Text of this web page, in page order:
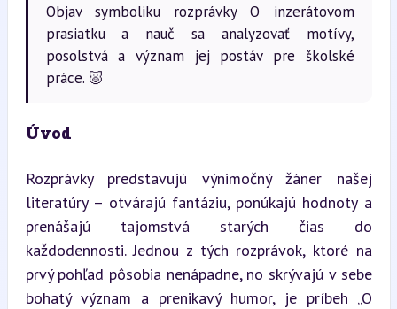
Objav symboliku rozprávky O inzerátovom
prasiatku a nauč sa analyzovať motívy,
posolstvá a význam jej postáv pre školské
práce. 🐷
Úvod
Rozprávky predstavujú výnimočný žáner našej
literatúry – otvárajú fantáziu, ponúkajú hodnoty a
prenášajú tajomstvá starých čias do
každodennosti. Jednou z tých rozprávok, ktoré na
prvý pohľad pôsobia nenápadne, no skrývajú v sebe
bohatý význam a prenikavý humor, je príbeh „O